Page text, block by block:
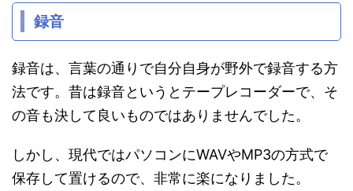
録音
録音は、言葉の通りで自分自身が野外で録音する方
法です。昔は録音というとテープレコーダーで、そ
の音も決して良いものではありませんでした。
しかし、現代ではパソコンにWAVやMP3の方式で
保存して置けるので、非常に楽になりました。